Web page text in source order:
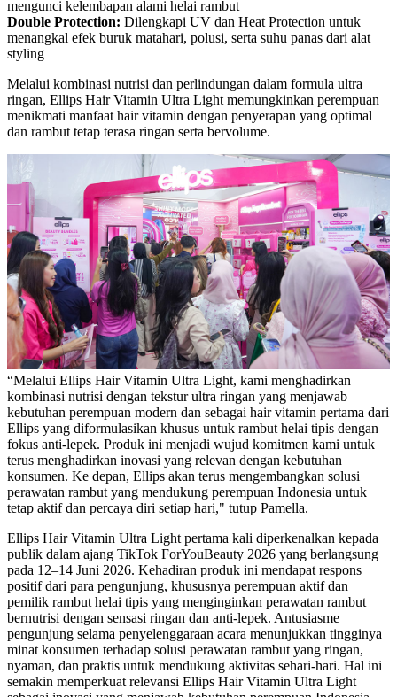
mengunci kelembapan alami helai rambut
Double Protection: Dilengkapi UV dan Heat Protection untuk
menangkal efek buruk matahari, polusi, serta suhu panas dari alat
styling
Melalui kombinasi nutrisi dan perlindungan dalam formula ultra
ringan, Ellips Hair Vitamin Ultra Light memungkinkan perempuan
menikmati manfaat hair vitamin dengan penyerapan yang optimal
dan rambut tetap terasa ringan serta bervolume.
“Melalui Ellips Hair Vitamin Ultra Light, kami menghadirkan
kombinasi nutrisi dengan tekstur ultra ringan yang menjawab
kebutuhan perempuan modern dan sebagai hair vitamin pertama dari
Ellips yang diformulasikan khusus untuk rambut helai tipis dengan
fokus anti-lepek. Produk ini menjadi wujud komitmen kami untuk
terus menghadirkan inovasi yang relevan dengan kebutuhan
konsumen. Ke depan, Ellips akan terus mengembangkan solusi
perawatan rambut yang mendukung perempuan Indonesia untuk
tetap aktif dan percaya diri setiap hari," tutup Pamella.
Ellips Hair Vitamin Ultra Light pertama kali diperkenalkan kepada
publik dalam ajang TikTok ForYouBeauty 2026 yang berlangsung
pada 12–14 Juni 2026. Kehadiran produk ini mendapat respons
positif dari para pengunjung, khususnya perempuan aktif dan
pemilik rambut helai tipis yang menginginkan perawatan rambut
bernutrisi dengan sensasi ringan dan anti-lepek. Antusiasme
pengunjung selama penyelenggaraan acara menunjukkan tingginya
minat konsumen terhadap solusi perawatan rambut yang ringan,
nyaman, dan praktis untuk mendukung aktivitas sehari-hari. Hal ini
semakin memperkuat relevansi Ellips Hair Vitamin Ultra Light